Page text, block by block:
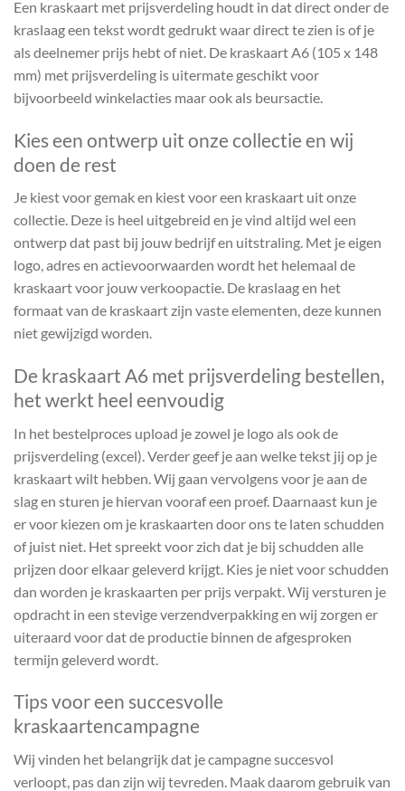
Een kraskaart met prijsverdeling houdt in dat direct onder de
kraslaag een tekst wordt gedrukt waar direct te zien is of je
als deelnemer prijs hebt of niet. De kraskaart A6 (105 x 148
mm) met prijsverdeling is uitermate geschikt voor
bijvoorbeeld winkelacties maar ook als beursactie.
Kies een ontwerp uit onze collectie en wij
doen de rest
Je kiest voor gemak en kiest voor een kraskaart uit onze
collectie. Deze is heel uitgebreid en je vind altijd wel een
ontwerp dat past bij jouw bedrijf en uitstraling. Met je eigen
logo, adres en actievoorwaarden wordt het helemaal de
kraskaart voor jouw verkoopactie. De kraslaag en het
formaat van de kraskaart zijn vaste elementen, deze kunnen
niet gewijzigd worden.
De kraskaart A6 met prijsverdeling bestellen,
het werkt heel eenvoudig
In het bestelproces upload je zowel je logo als ook de
prijsverdeling (excel). Verder geef je aan welke tekst jij op je
kraskaart wilt hebben. Wij gaan vervolgens voor je aan de
slag en sturen je hiervan vooraf een proef. Daarnaast kun je
er voor kiezen om je kraskaarten door ons te laten schudden
of juist niet. Het spreekt voor zich dat je bij schudden alle
prijzen door elkaar geleverd krijgt. Kies je niet voor schudden
dan worden je kraskaarten per prijs verpakt. Wij versturen je
opdracht in een stevige verzendverpakking en wij zorgen er
uiteraard voor dat de productie binnen de afgesproken
termijn geleverd wordt.
Tips voor een succesvolle
kraskaartencampagne
Wij vinden het belangrijk dat je campagne succesvol
verloopt, pas dan zijn wij tevreden. Maak daarom gebruik van